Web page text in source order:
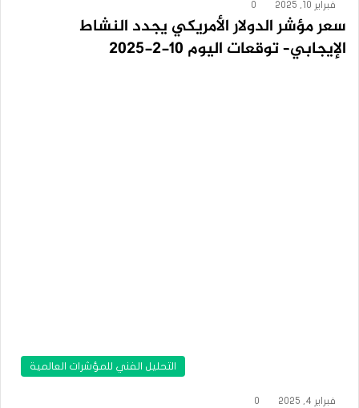
فبراير 10, 2025 0
سعر مؤشر الدولار الأمريكي يجدد النشاط
الإيجابي– توقعات اليوم 10-2-2025
التحليل الفني للمؤشرات العالمية
فبراير 4, 2025 0